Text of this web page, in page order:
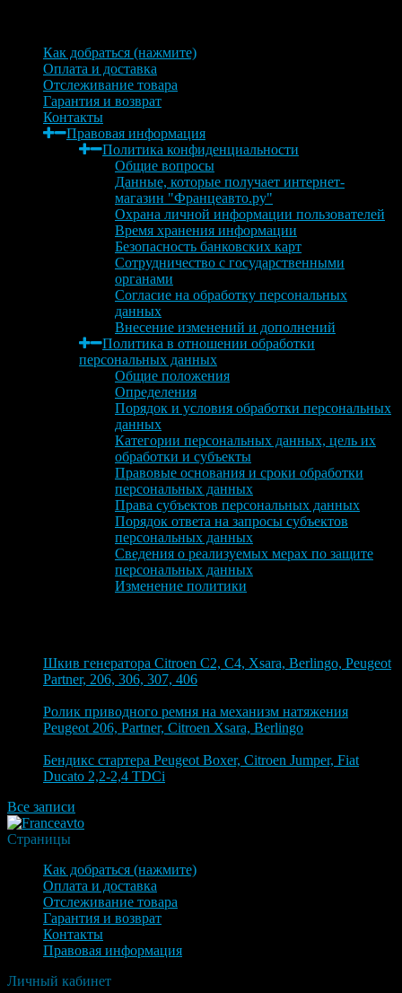
Как добраться (нажмите)
Оплата и доставка
Отслеживание товара
Гарантия и возврат
Контакты
Правовая информация
Политика конфиденциальности
Общие вопросы
Данные, которые получает интернет-
магазин "Францеавто.ру"
Охрана личной информации пользователей
Время хранения информации
Безопасность банковских карт
Сотрудничество с государственными
органами
Согласие на обработку персональных
данных
Внесение изменений и дополнений
Политика в отношении обработки
персональных данных
Общие положения
Определения
Порядок и условия обработки персональных
данных
Категории персональных данных, цель их
обработки и субъекты
Правовые основания и сроки обработки
персональных данных
Права субъектов персональных данных
Порядок ответа на запросы субъектов
персональных данных
Сведения о реализуемых мерах по защите
персональных данных
Изменение политики
Шкив генератора Citroen C2, C4, Xsara, Berlingo, Peugeot
Partner, 206, 306, 307, 406
Ролик приводного ремня на механизм натяжения
Peugeot 206, Partner, Citroen Xsara, Berlingo
Бендикс стартера Peugeot Boxer, Citroen Jumper, Fiat
Ducato 2,2-2,4 TDCi
Все записи
Страницы
Как добраться (нажмите)
Оплата и доставка
Отслеживание товара
Гарантия и возврат
Контакты
Правовая информация
Личный кабинет